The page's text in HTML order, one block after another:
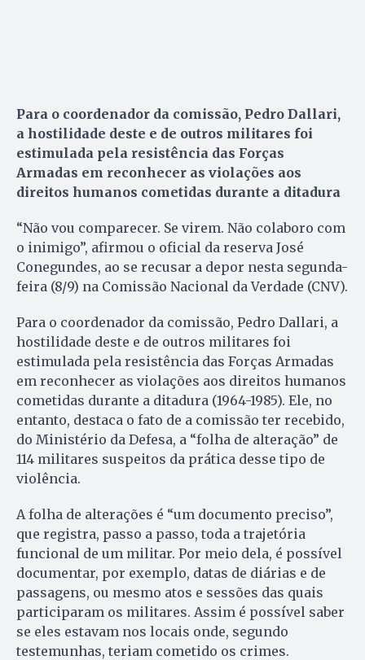
Para o coordenador da comissão, Pedro Dallari,
a hostilidade deste e de outros militares foi
estimulada pela resistência das Forças
Armadas em reconhecer as violações aos
direitos humanos cometidas durante a ditadura
“Não vou comparecer. Se virem. Não colaboro com
o inimigo”, afirmou o oficial da reserva José
Conegundes, ao se recusar a depor nesta segunda-
feira (8/9) na Comissão Nacional da Verdade (CNV).
Para o coordenador da comissão, Pedro Dallari, a
hostilidade deste e de outros militares foi
estimulada pela resistência das Forças Armadas
em reconhecer as violações aos direitos humanos
cometidas durante a ditadura (1964-1985). Ele, no
entanto, destaca o fato de a comissão ter recebido,
do Ministério da Defesa, a “folha de alteração” de
114 militares suspeitos da prática desse tipo de
violência.
A folha de alterações é “um documento preciso”,
que registra, passo a passo, toda a trajetória
funcional de um militar. Por meio dela, é possível
documentar, por exemplo, datas de diárias e de
passagens, ou mesmo atos e sessões das quais
participaram os militares. Assim é possível saber
se eles estavam nos locais onde, segundo
testemunhas, teriam cometido os crimes.